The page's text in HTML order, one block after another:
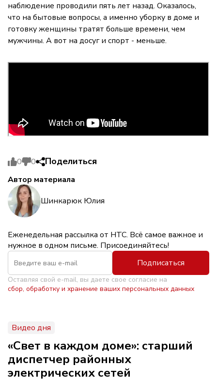
наблюдение проводили пять лет назад. Оказалось,
что на бытовые вопросы, а именно уборку в доме и
готовку женщины тратят больше времени, чем
мужчины. А вот на досуг и спорт - меньше.
0 0 Поделиться
Автор материала
Шинкарюк Юлия
Еженедельная рассылка от НТС. Всё самое важное и
нужное в одном письме. Присоединяйтесь!
Подписаться
Оставляя свой e-mail, вы даете свое согласие на
сбор, обработку и хранение ваших персональных данных
Видео дня
«Свет в каждом доме»: старший
диспетчер районных
электрических сетей